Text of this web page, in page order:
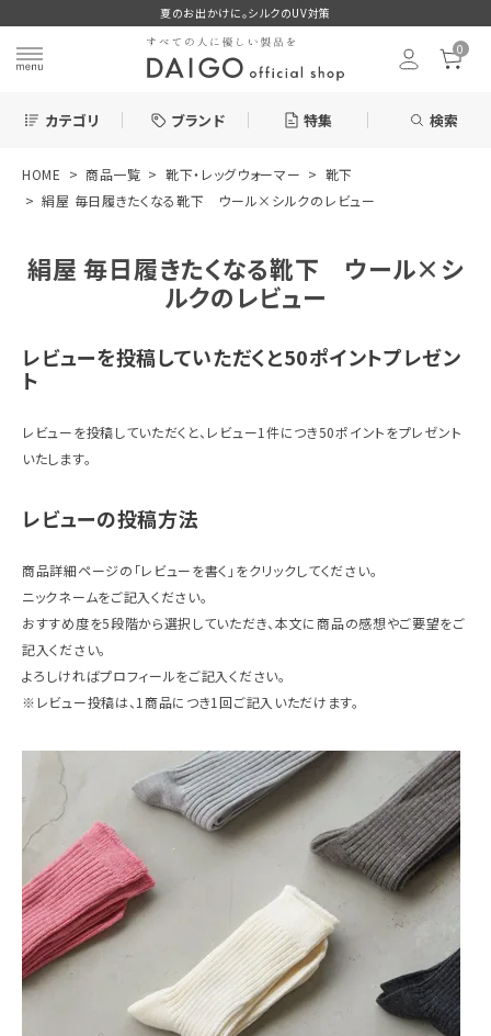
夏のお出かけに。シルクのUV対策
0
カテゴリ ブランド 特集 検索
search
ログイン お気に入り
カテゴリーから探す
ギフトを探す
ブランドから探す
特集
お問い合わせ
ログアウト
HOME 商品一覧 靴下・レッグウォーマー
靴下
絹屋 毎日履きたくなる靴下 ウール×シルクのレビュー
絹屋 毎日履きたくなる靴下 ウール×シ
ルクのレビュー
レビューを投稿していただくと50ポイントプレゼン
ト
レビューを投稿していただくと、レビュー1件につき50ポイントをプレゼント
いたします。
レビューの投稿方法
商品詳細ページの「レビューを書く」をクリックしてください。
ニックネームをご記入ください。
おすすめ度を5段階から選択していただき、本文に商品の感想やご要望をご
記入ください。
よろしければプロフィールをご記入ください。
※レビュー投稿は、1商品につき1回ご記入いただけます。